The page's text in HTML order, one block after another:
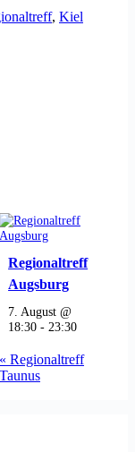
, Kiel
Regionaltreff
Augsburg
7. August @
18:30 -23:30
« Regionaltreff
Taunus